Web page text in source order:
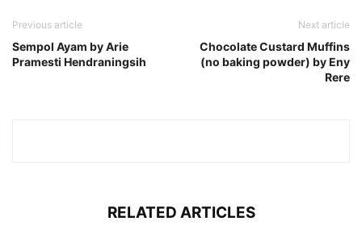
Previous article
Sempol Ayam by Arie
Pramesti Hendraningsih
Next article
Chocolate Custard Muffins
(no baking powder) by Eny
Rere
RELATED ARTICLES